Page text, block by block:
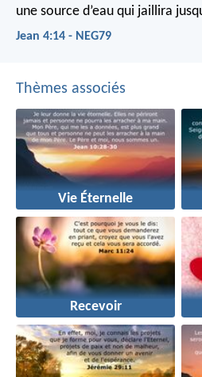
une source d’eau qui jaillira
Jean 4:14 - NEG79
Thèmes associés
Vie Éternelle
Recevoir